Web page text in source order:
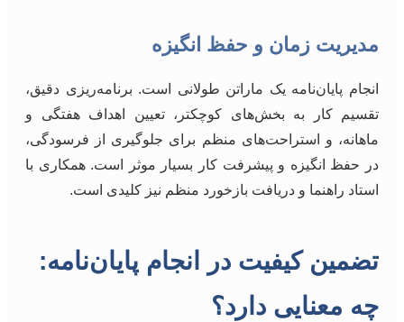
مدیریت زمان و حفظ انگیزه
انجام پایان‌نامه یک ماراتن طولانی است. برنامه‌ریزی دقیق،
تقسیم کار به بخش‌های کوچکتر، تعیین اهداف هفتگی و
ماهانه، و استراحت‌های منظم برای جلوگیری از فرسودگی،
در حفظ انگیزه و پیشرفت کار بسیار موثر است. همکاری با
استاد راهنما و دریافت بازخورد منظم نیز کلیدی است.
تضمین کیفیت در انجام پایان‌نامه:
چه معنایی دارد؟